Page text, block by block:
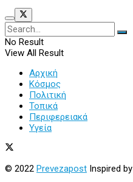
No Result
View All Result
Αρχική
Κόσμος
Πολιτική
Τοπικά
Περιφερειακά
Υγεία
© 2022 Prevezapost Inspired by